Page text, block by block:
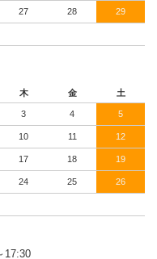
27 28 29
木 金 土
3 4 5
10 11 12
17 18 19
24 25 26
17:30